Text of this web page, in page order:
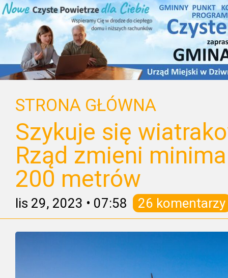
STRONA GŁÓWNA
Szykuje się
Rząd zmieni
200 metrów
lis 29, 2023 • 07:58 26 komentarzy